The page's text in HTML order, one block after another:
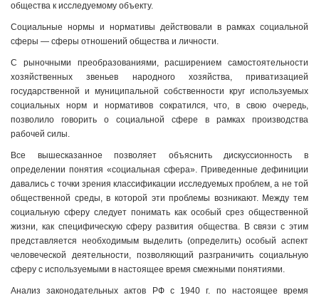
общества к исследуемому объекту.
Социальные нормы и нормативы действовали в рамках социальной
сферы — сферы отношений общества и личности.
С рыночными преобразованиями, расширением самостоятельности
хозяйственных звеньев народного хозяйства, приватизацией
государственной и муниципальной собственности круг используемых
социальных норм и нормативов сократился, что, в свою очередь,
позволило говорить о социальной сфере в рамках производства
рабочей силы.
Все вышесказанное позволяет объяснить дискуссионность в
определении понятия «социальная сфера». Приведенные дефиниции
давались с точки зрения классификации исследуемых проблем, а не той
общественной среды, в которой эти проблемы возникают. Между тем
социальную сферу следует понимать как особый срез общественной
жизни, как специфическую сферу развития общества. В связи с этим
представляется необходимым выделить (определить) особый аспект
человеческой деятельности, позволяющий разграничить социальную
сферу с используемыми в настоящее время смежными понятиями.
Анализ законодательных актов РФ с 1940 г. по настоящее время